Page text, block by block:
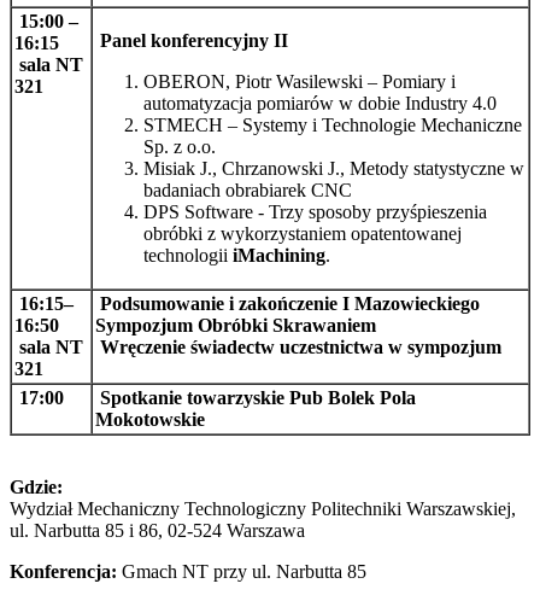
15:00 –
16:15
sala NT
321
Panel konferencyjny II
OBERON, Piotr Wasilewski – Pomiary i
automatyzacja pomiarów w dobie Industry 4.0
STMECH – Systemy i Technologie Mechaniczne
Sp. z o.o.
Misiak J., Chrzanowski J., Metody statystyczne w
badaniach obrabiarek CNC
DPS Software - Trzy sposoby przyśpieszenia
obróbki z wykorzystaniem opatentowanej
technologii iMachining.
16:15–
16:50
sala NT
321
Podsumowanie i zakończenie I Mazowieckiego
Sympozjum Obróbki Skrawaniem
Wręczenie świadectw uczestnictwa w sympozjum
17:00
Spotkanie towarzyskie Pub Bolek Pola
Mokotowskie
Gdzie:
Wydział Mechaniczny Technologiczny Politechniki Warszawskiej,
ul. Narbutta 85 i 86, 02-524 Warszawa
Konferencja: Gmach NT przy ul. Narbutta 85